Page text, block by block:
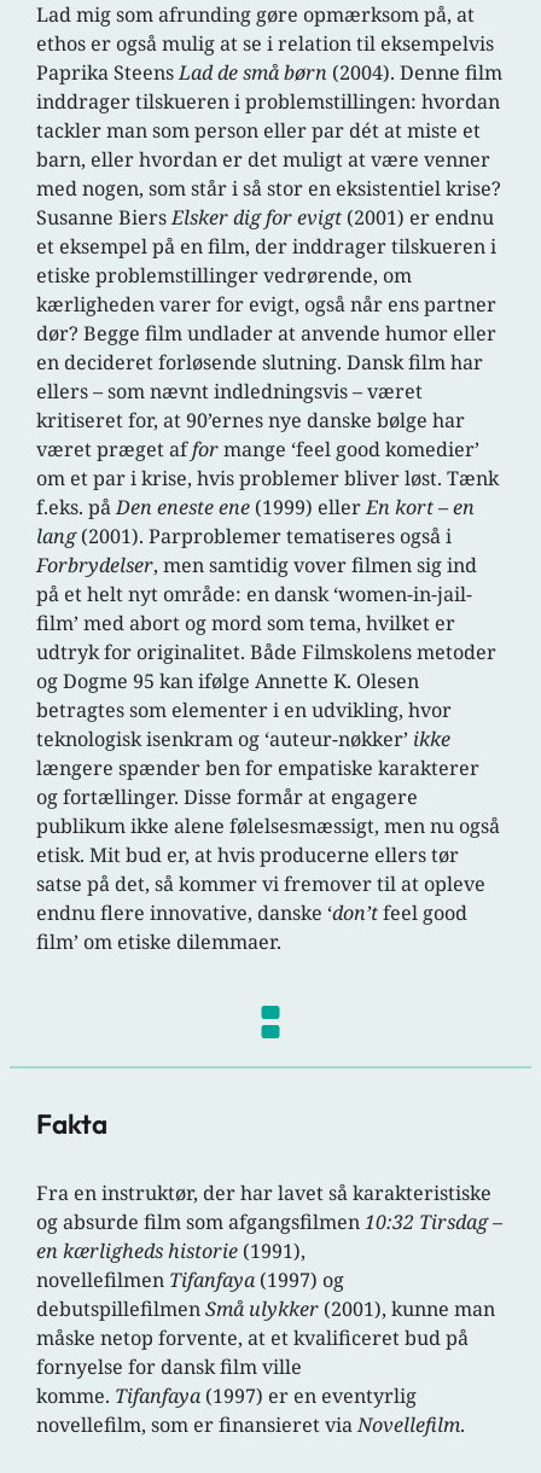
Lad mig som afrunding gøre opmærksom på, at
ethos er også mulig at se i relation til eksempelvis
Paprika SteensLad de små børn (2004). Denne film
inddrager tilskueren i problemstillingen: hvordan
tackler man som person eller par dét at miste et
barn, eller hvordan er det muligt at være venner
med nogen, som står i så stor en eksistentiel krise?
Susanne BiersElsker dig for evigt (2001) er endnu
et eksempel på en film, der inddrager tilskueren i
etiske problemstillinger vedrørende, om
kærligheden varer for evigt, også når ens partner
dør? Begge film undlader at anvende humor eller
en decideret forløsende slutning. Dansk film har
ellers – som nævnt indledningsvis – været
kritiseret for, at 90’ernes nye danske bølge har
været præget afformange ‘feel good komedier’
om et par i krise, hvis problemer bliver løst. Tænk
f.eks. påDen eneste ene (1999) ellerEn kort – en
lang(2001). Parproblemer tematiseres også i
Forbrydelser, men samtidig vover filmen sig ind
på et helt nyt område: en dansk ‘women-in-jail-
film’ med abort og mord som tema, hvilket er
udtryk for originalitet. Både Filmskolens metoder
og Dogme 95 kan ifølge Annette K. Olesen
betragtes som elementer i en udvikling, hvor
teknologisk isenkram og ‘auteur-nøkker’ ikke
længere spænder ben for empatiske karakterer
og fortællinger. Disse formår at engagere
publikum ikke alene følelsesmæssigt, men nu også
etisk. Mit bud er, at hvis producerne ellers tør
satse på det, så kommer vi fremover til at opleve
endnu flere innovative, danske ‘don’tfeel good
film’ om etiske dilemmaer.
Fakta
Fra en instruktør, der har lavet så karakteristiske
og absurde film som afgangsfilmen10:32 Tirsdag –
en kærligheds historie (1991),
novellefilmen Tifanfaya (1997) og
debutspillefilmenSmå ulykker (2001), kunne man
måske netop forvente, at et kvalificeret bud på
fornyelse for dansk film ville
komme. Tifanfaya (1997) er en eventyrlig
novellefilm, som er finansieret viaNovellefilm.